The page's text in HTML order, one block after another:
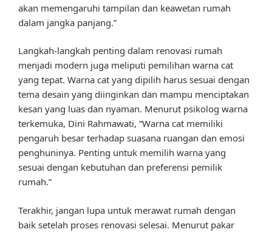
akan memengaruhi tampilan dan keawetan rumah
dalam jangka panjang.”
Langkah-langkah penting dalam renovasi rumah
menjadi modern juga meliputi pemilihan warna cat
yang tepat. Warna cat yang dipilih harus sesuai dengan
tema desain yang diinginkan dan mampu menciptakan
kesan yang luas dan nyaman. Menurut psikolog warna
terkemuka, Dini Rahmawati, “Warna cat memiliki
pengaruh besar terhadap suasana ruangan dan emosi
penghuninya. Penting untuk memilih warna yang
sesuai dengan kebutuhan dan preferensi pemilik
rumah.”
Terakhir, jangan lupa untuk merawat rumah dengan
baik setelah proses renovasi selesai. Menurut pakar